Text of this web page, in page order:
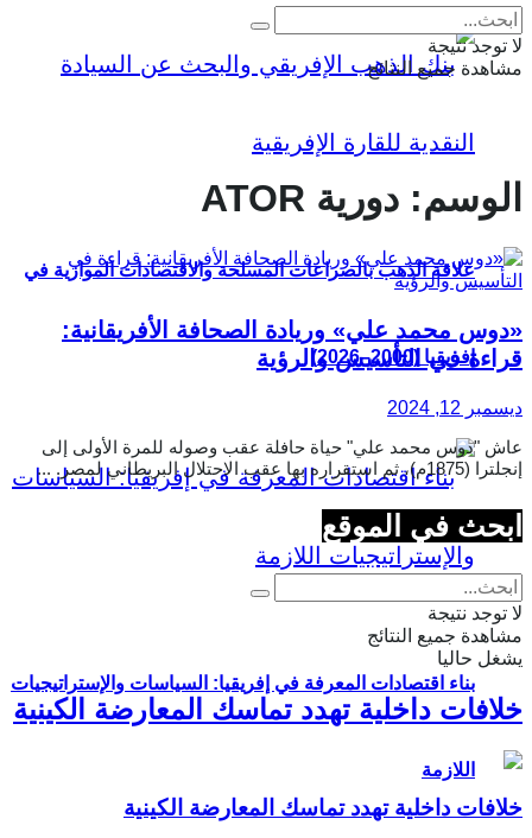
علاقة الذهب بالصراعات المسلحة والاقتصادات الموازية في
إفريقيا (2000–2026)
بناء اقتصادات المعرفة في إفريقيا: السياسات والإستراتيجيات
اللازمة
لا توجد نتيجة
مشاهدة جميع النتائج
الوسم: دورية ATOR
«دوس محمد علي» وريادة الصحافة الأفريقانية:
قراءة في التأسيس والرؤية
ديسمبر 12, 2024
عاش "دوس محمد علي" حياة حافلة عقب وصوله للمرة الأولى إلى
إنجلترا (1875م)، ثم استقراره بها عقب الاحتلال البريطاني لمصر. ...
ابحث في الموقع
لا توجد نتيجة
مشاهدة جميع النتائج
يشغل حاليا
خلافات داخلية تهدد تماسك المعارضة الكينية
خلافات داخلية تهدد تماسك المعارضة الكينية